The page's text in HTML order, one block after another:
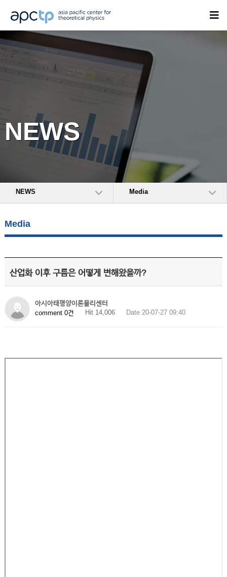
NEWS
NEWS Media
Media
산업화 이후 구름은 어떻게 변해왔을까?
아시아태평양이론물리센터
comment 0건
Hit 14,006 Date 20-07-27 09:40